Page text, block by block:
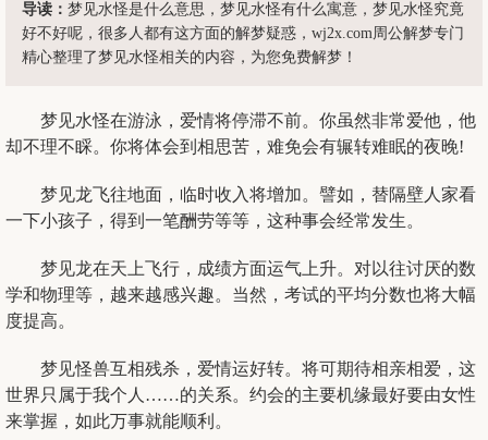
导读： 梦见水怪是什么意思，梦见水怪有什么寓意，梦见水怪究竟
好不好呢，很多人都有这方面的解梦疑惑，wj2x.com周公解梦专门
精心整理了梦见水怪相关的内容，为您免费解梦！
梦见水怪在游泳，爱情将停滞不前。你虽然非常爱他，他
却不理不睬。你将体会到相思苦，难免会有辗转难眠的夜晚!
梦见龙飞往地面，临时收入将增加。譬如，替隔壁人家看
一下小孩子，得到一笔酬劳等等，这种事会经常发生。
梦见龙在天上飞行，成绩方面运气上升。对以往讨厌的数
学和物理等，越来越感兴趣。当然，考试的平均分数也将大幅
度提高。
梦见怪兽互相残杀，爱情运好转。将可期待相亲相爱，这
世界只属于我个人……的关系。约会的主要机缘最好要由女性
来掌握，如此万事就能顺利。